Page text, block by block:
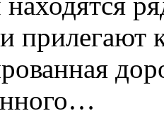
прилегают